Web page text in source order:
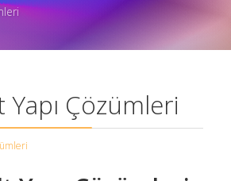
Çözümleri